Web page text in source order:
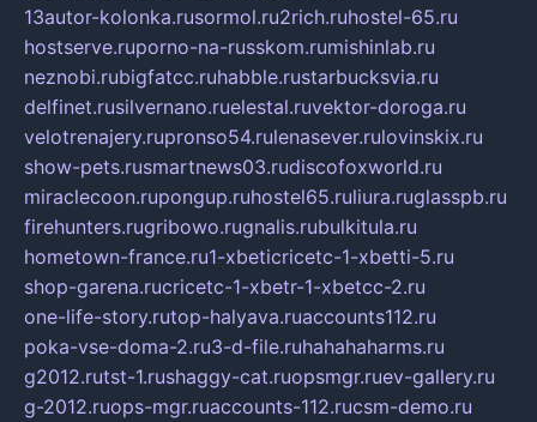
13autor-kolonka.rusormol.ru2rich.ruhostel-65.ru
hostserve.ruporno-na-russkom.rumishinlab.ru
neznobi.rubigfatcc.ruhabble.rustarbucksvia.ru
delfinet.rusilvernano.ruelestal.ruvektor-doroga.ru
velotrenajery.rupronso54.rulenasever.rulovinskix.ru
show-pets.rusmartnews03.rudiscofoxworld.ru
miraclecoon.rupongup.ruhostel65.ruliura.ruglasspb.ru
firehunters.rugribowo.rugnalis.rubulkitula.ru
hometown-france.ru1-xbeticricetc-1-xbetti-5.ru
shop-garena.rucricetc-1-xbetr-1-xbetcc-2.ru
one-life-story.rutop-halyava.ruaccounts112.ru
poka-vse-doma-2.ru3-d-file.ruhahahaharms.ru
g2012.rutst-1.rushaggy-cat.ruopsmgr.ruev-gallery.ru
g-2012.ruops-mgr.ruaccounts-112.rucsm-demo.ru